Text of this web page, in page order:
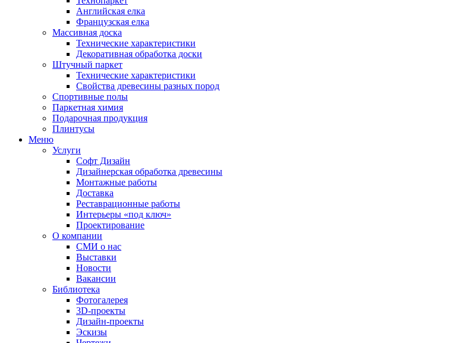
Английская елка
Французская елка
Массивная доска
Технические характеристики
Декоративная обработка доски
Штучный паркет
Технические характеристики
Свойства древесины разных пород
Спортивные полы
Паркетная химия
Подарочная продукция
Плинтусы
Меню
Услуги
Софт Дизайн
Дизайнерская обработка древесины
Монтажные работы
Доставка
Реставрационные работы
Интерьеры «под ключ»
Проектирование
О компании
СМИ о нас
Выставки
Новости
Вакансии
Библиотека
Фотогалерея
3D-проекты
Дизайн-проекты
Эскизы